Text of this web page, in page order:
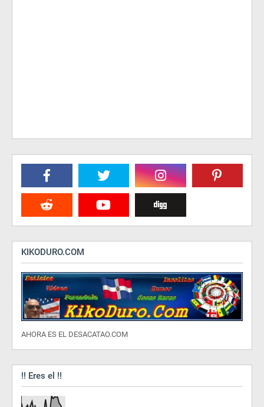
KIKODURO.COM
AHORA ES EL DESACATAO.COM
!! Eres el !!